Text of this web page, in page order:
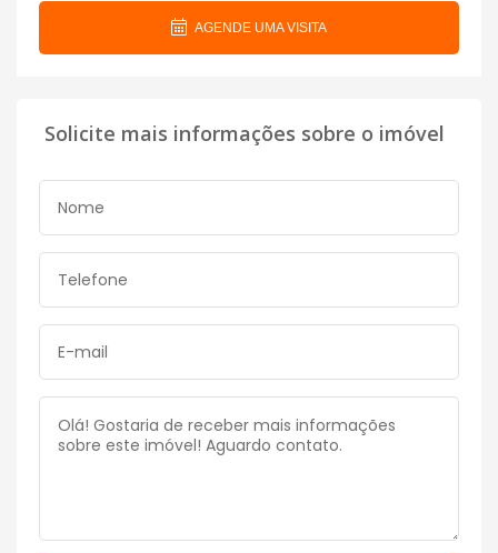
AGENDE UMA VISITA
Solicite mais informações sobre o imóvel